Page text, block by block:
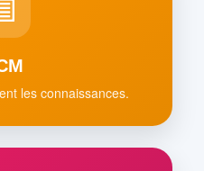
les connaissances.